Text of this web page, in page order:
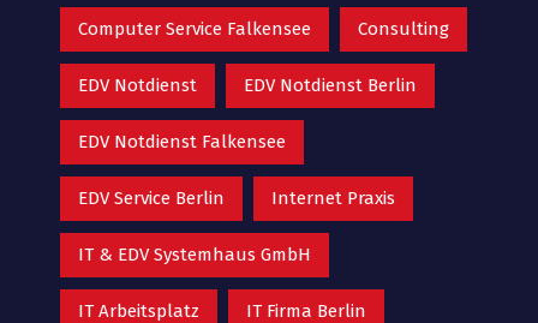
Computer Service Falkensee Consulting
EDV Notdienst EDV Notdienst Berlin
EDV Notdienst Falkensee
EDV Service Berlin Internet Praxis
IT & EDV Systemhaus GmbH
IT Arbeitsplatz IT Firma Berlin